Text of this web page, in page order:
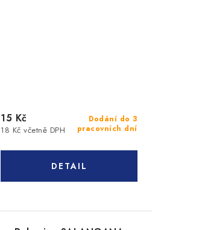
Dodání do 3
pracovních dní
18 Kč včetně DPH
15 Kč